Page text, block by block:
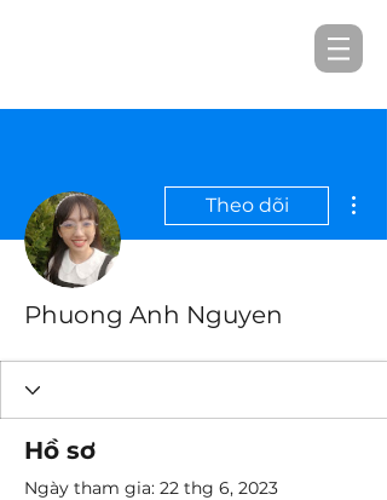
Theo dõi
Phuong Anh Nguyen
Hồ sơ
Ngày tham gia: 22 thg 6, 2023